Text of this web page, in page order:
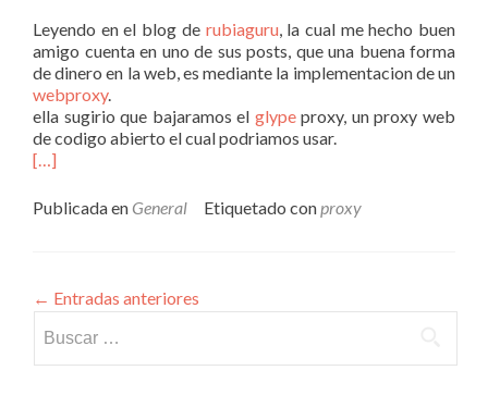
Leyendo en el blog de rubiaguru, la cual me hecho buen
amigo cuenta en uno de sus posts, que una buena forma
de dinero en la web, es mediante la implementacion de un
webproxy.
ella sugirio que bajaramos el glypeproxy, un proxy web
de codigo abierto el cual podriamos usar.
[…]
Publicada en General Etiquetado conproxy
← Entradas anteriores